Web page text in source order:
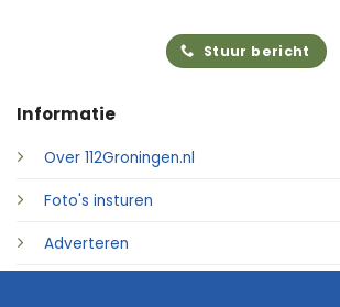
Informatie
Over 112Groningen.nl
Foto's insturen
Adverteren
Stuur bericht